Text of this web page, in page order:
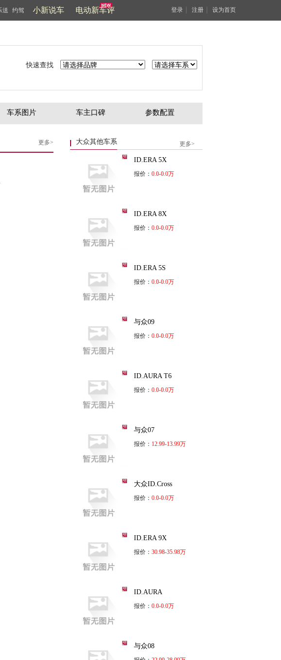
送 约驾 小新说车 电动新车评 登录 注册 设为首页
快速查找
车系图片 车主口碑 参数配置
更多> 大众其他车系 更多>
ID.ERA 5X
报价： 0.0-0.0万
ID.ERA 8X
报价： 0.0-0.0万
ID.ERA 5S
报价： 0.0-0.0万
与众09
报价： 0.0-0.0万
ID.AURA T6
报价： 0.0-0.0万
与众07
报价： 12.99-13.99万
大众ID.Cross
报价： 0.0-0.0万
ID.ERA 9X
报价： 30.98-35.98万
ID.AURA
报价： 0.0-0.0万
与众08